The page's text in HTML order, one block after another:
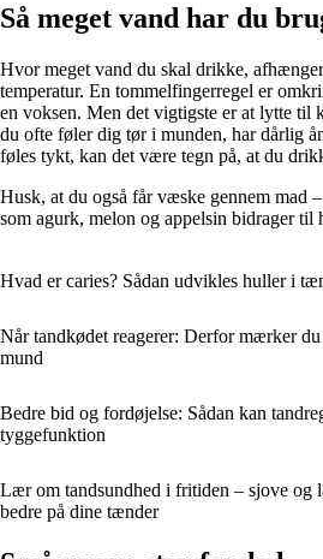
Så meget vand har du
Hvor meget vand du skal drikke,
temperatur. En tommelfingerregel er
en voksen. Men det vigtigste er at lytte til
du ofte føler dig tør i munden, har dårlig
føles tykt, kan det være tegn på, at du
Husk, at du også får væske gennem mad
som agurk, melon og appelsin bidrager til
Hvad er caries? Sådan udvikles huller i
Når tandkødet reagerer: Derfor mærker
mund
Bedre bid og fordøjelse: Sådan kan
tyggefunktion
Lær om tandsundhed i fritiden – sjove og
bedre på dine tænder